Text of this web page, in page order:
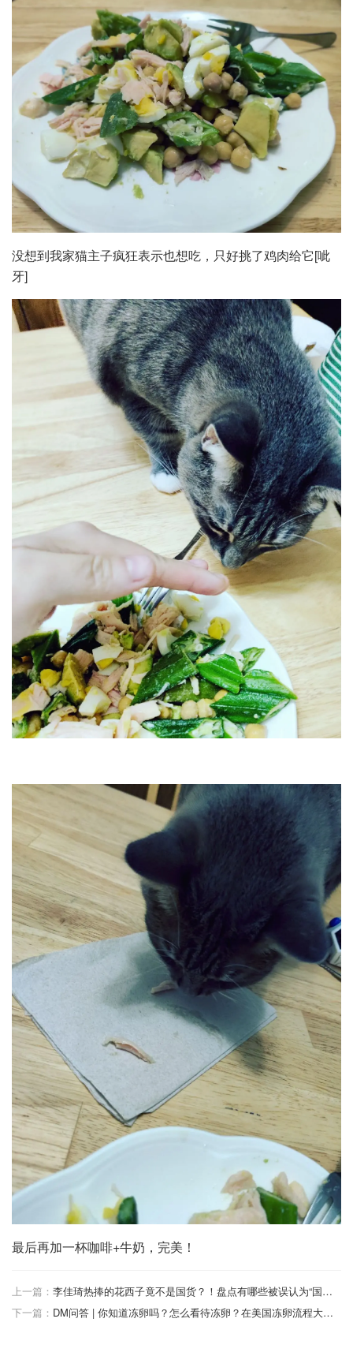
没想到我家猫主子疯狂表示也想吃，只好挑了鸡肉给它[呲
牙]
最后再加一杯咖啡+牛奶，完美！
上一篇：
李佳琦热捧的花西子竟不是国货？！盘点有哪些被误认为“国货”的品牌! 大宝、哈啤..
下一篇：
DM问答 | 你知道冻卵吗？怎么看待冻卵？在美国冻卵流程大概是什么？